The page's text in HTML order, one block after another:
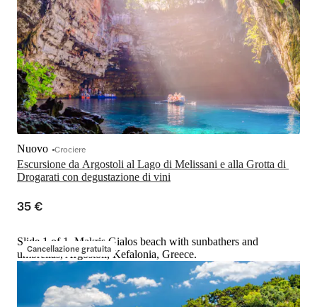
Escursione da Argostoli al Lago di Melissani e alla Grotta di
Drogarati con degustazione di vini
Nuovo Crociere
35 €
Cancellazione gratuita
Slide 1 of 1, Makris Gialos beach with sunbathers and
umbrellas, Argostoli, Kefalonia, Greece.